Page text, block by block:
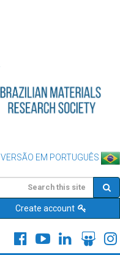
VERSÃO EM PORTUGUÊS
Create account